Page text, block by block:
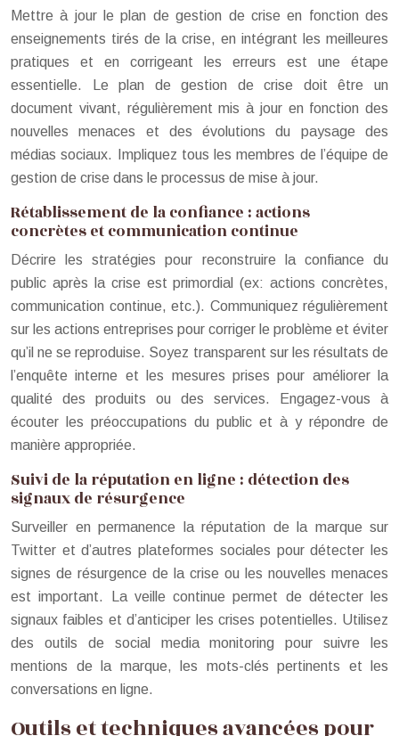
Mettre à jour le plan de gestion de crise en fonction des
enseignements tirés de la crise, en intégrant les meilleures
pratiques et en corrigeant les erreurs est une étape
essentielle. Le plan de gestion de crise doit être un
document vivant, régulièrement mis à jour en fonction des
nouvelles menaces et des évolutions du paysage des
médias sociaux. Impliquez tous les membres de l’équipe de
gestion de crise dans le processus de mise à jour.
Rétablissement de la confiance : actions
concrètes et communication continue
Décrire les stratégies pour reconstruire la confiance du
public après la crise est primordial (ex: actions concrètes,
communication continue, etc.). Communiquez régulièrement
sur les actions entreprises pour corriger le problème et éviter
qu’il ne se reproduise. Soyez transparent sur les résultats de
l’enquête interne et les mesures prises pour améliorer la
qualité des produits ou des services. Engagez-vous à
écouter les préoccupations du public et à y répondre de
manière appropriée.
Suivi de la réputation en ligne : détection des
signaux de résurgence
Surveiller en permanence la réputation de la marque sur
Twitter et d’autres plateformes sociales pour détecter les
signes de résurgence de la crise ou les nouvelles menaces
est important. La veille continue permet de détecter les
signaux faibles et d’anticiper les crises potentielles. Utilisez
des outils de social media monitoring pour suivre les
mentions de la marque, les mots-clés pertinents et les
conversations en ligne.
Outils et techniques avancées pour